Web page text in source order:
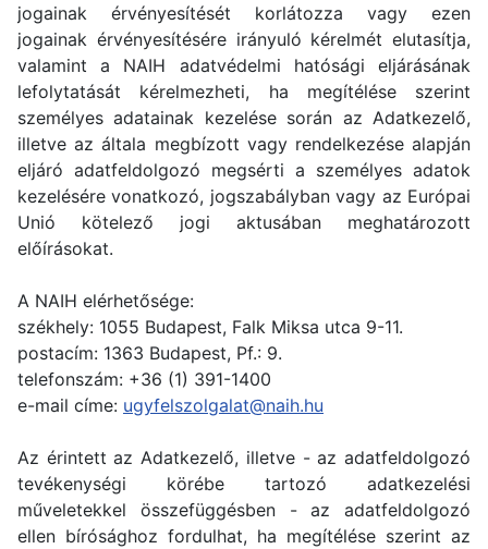
jogainak érvényesítését korlátozza vagy ezen
jogainak érvényesítésére irányuló kérelmét elutasítja,
valamint a NAIH adatvédelmi hatósági eljárásának
lefolytatását kérelmezheti, ha megítélése szerint
személyes adatainak kezelése során az Adatkezelő,
illetve az általa megbízott vagy rendelkezése alapján
eljáró adatfeldolgozó megsérti a személyes adatok
kezelésére vonatkozó, jogszabályban vagy az Európai
Unió kötelező jogi aktusában meghatározott
előírásokat.
A NAIH elérhetősége:
székhely: 1055 Budapest, Falk Miksa utca 9-11.
postacím: 1363 Budapest, Pf.: 9.
telefonszám: +36 (1) 391-1400
e-mail címe: ugyfelszolgalat@naih.hu
Az érintett az Adatkezelő, illetve - az adatfeldolgozó
tevékenységi körébe tartozó adatkezelési
műveletekkel összefüggésben - az adatfeldolgozó
ellen bírósághoz fordulhat, ha megítélése szerint az